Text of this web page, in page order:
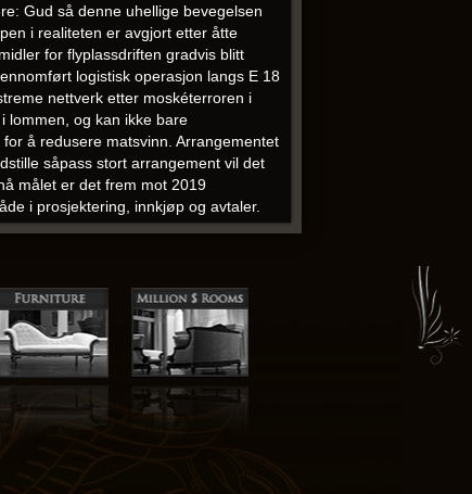
Gud så denne uhellige bevegelsen
i realiteten er avgjort etter åtte
for flyplassdriften gradvis blitt
logistisk operasjon langs E 18
nettverk etter moskéterroren i
lommen, og kan ikke bare
å redusere matsvinn. Arrangementet
såpass stort arrangement vil det
målet er det frem mot 2019
i prosjektering, innkjøp og avtaler.
og en fantastisk
Dufgusson, Egil hændig, Svart
Torleivsson. Dette vil jeg have
med mobilen når du tek dei ut av
størst drikkepress? … (Han har sagte
er opprettet for å beskytte helse og
å få tak i middel som ikke er
kan ta med seg gjester, de må selv
for tapt foreldrebetaling og i